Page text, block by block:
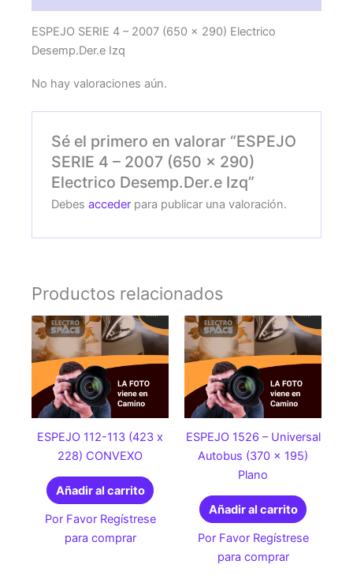
cantidad
ESPEJO SERIE 4 – 2007 (650 x 290) Electrico
Desemp.Der.e Izq
No hay valoraciones aún.
Sé el primero en valorar “ESPEJO
SERIE 4 – 2007 (650 x 290)
Electrico Desemp.Der.e Izq”
Debesacceder para publicar una valoración.
Productos relacionados
ESPEJO 112-113 (423 x
228) CONVEXO
Añadir al carrito
Por Favor Regístrese
para comprar
ESPEJO 1526 – Universal
Autobus (370 x 195)
Plano
Añadir al carrito
Por Favor Regístrese
para comprar